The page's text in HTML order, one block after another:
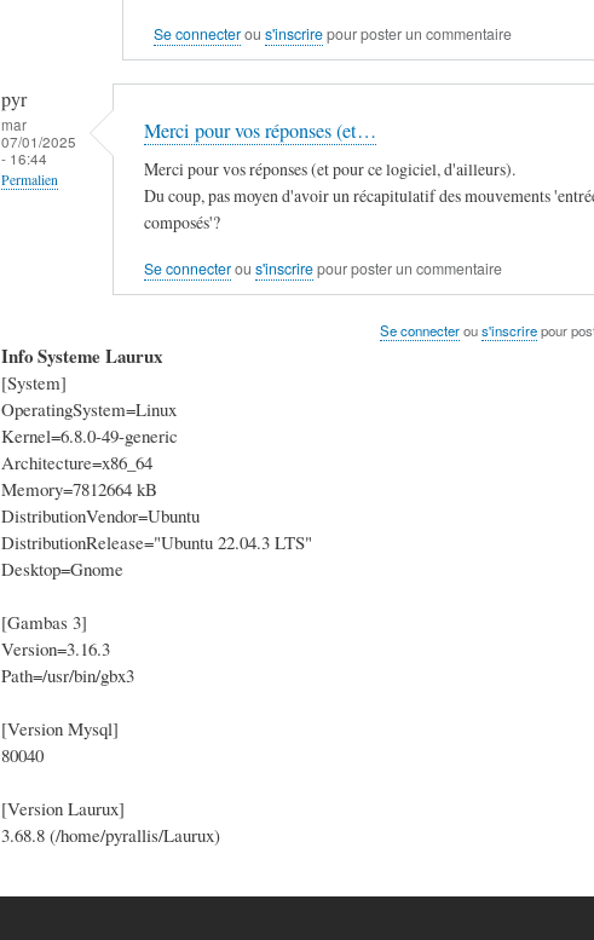
Se connecterou s'inscrirepour poster un commentaire
pyr
mar
07/01/2025
- 16:44
Permalien
Merci pour vos réponses (et…
Merci pour vos réponses (et pour ce logiciel, d'ailleurs).
Du coup, pas moyen d'avoir un récapitulatif des mouvements
composés'?
Se connecterou s'inscrirepour poster un commentaire
Se connecterous'inscrirepour
Info Systeme Laurux
[System]
OperatingSystem=Linux
Kernel=6.8.0-49-generic
Architecture=x86_64
Memory=7812664 kB
DistributionVendor=Ubuntu
DistributionRelease="Ubuntu 22.04.3 LTS"
Desktop=Gnome
[Gambas 3]
Version=3.16.3
Path=/usr/bin/gbx3
[Version Mysql]
80040
[Version Laurux]
3.68.8 (/home/pyrallis/Laurux)